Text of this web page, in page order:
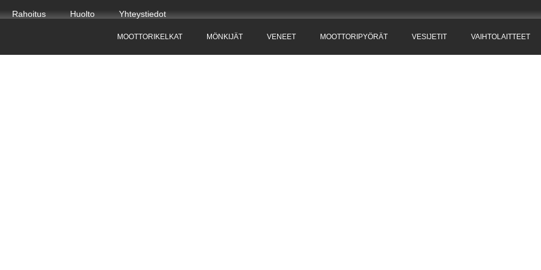
Rahoitus Huolto Yhteystiedot
MOOTTORIKELKAT MÖNKIJÄT VENEET MOOTTORIPYÖRÄT VESIJETIT VAIHTOLAITTEET